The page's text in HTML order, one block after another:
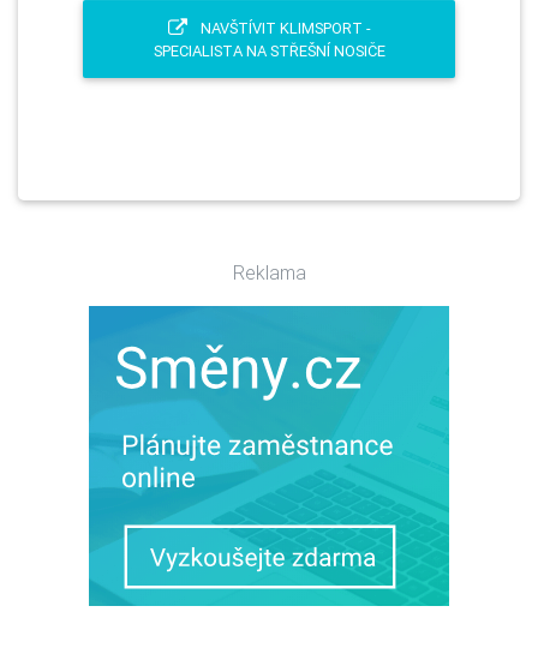
NAVŠTÍVIT KLIMSPORT -
SPECIALISTA NA STŘEŠNÍ NOSIČE
Reklama